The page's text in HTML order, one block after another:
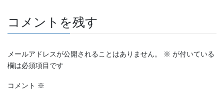
コメントを残す
メールアドレスが公開されることはありません。 ※ が付いている
欄は必須項目です
コメント ※